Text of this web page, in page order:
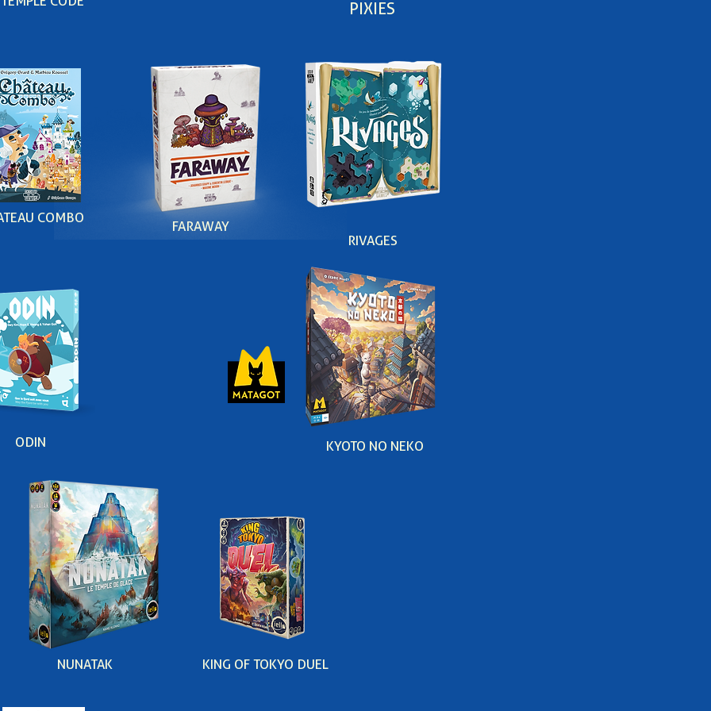
PIXIES
COMBO
RIVAGES
FARAWAY
ODIN
NUNATAK
KYOTO NO NEKO
KING OF TOKYO DUEL